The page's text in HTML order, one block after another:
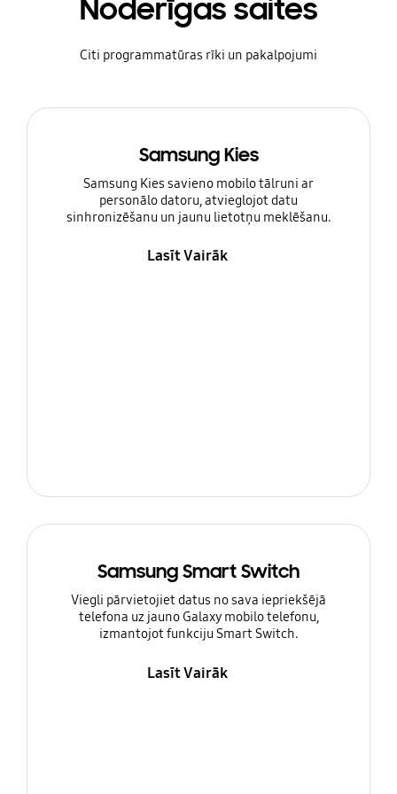
Noderīgas saites
Citi programmatūras rīki un pakalpojumi
Samsung Kies
Samsung Kies savieno mobilo tālruni ar
personālo datoru, atvieglojot datu
sinhronizēšanu un jaunu lietotņu meklēšanu.
Lasīt Vairāk
Samsung Smart Switch
Viegli pārvietojiet datus no sava iepriekšējā
telefona uz jauno Galaxy mobilo telefonu,
izmantojot funkciju Smart Switch.
Lasīt Vairāk